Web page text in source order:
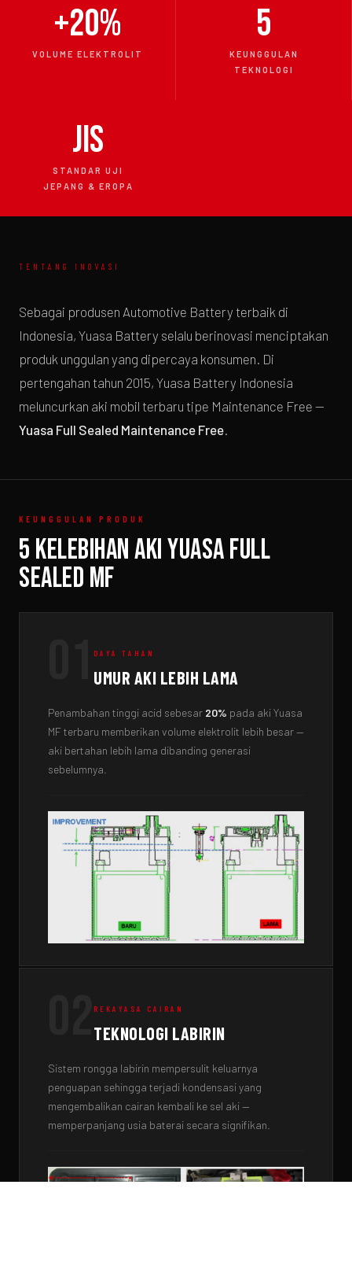
+20%
VOLUME ELEKTROLIT
5
KEUNGGULAN
TEKNOLOGI
JIS
STANDAR UJI
JEPANG & EROPA
TENTANG INOVASI
Sebagai produsen Automotive Battery terbaik di
Indonesia, Yuasa Battery selalu berinovasi menciptakan
produk unggulan yang dipercaya konsumen. Di
pertengahan tahun 2015, Yuasa Battery Indonesia
meluncurkan aki mobil terbaru tipe Maintenance Free —
Yuasa Full Sealed Maintenance Free
KEUNGGULAN PRODUK
5 Kelebihan Aki Yuasa Full
Sealed MF
DAYA TAHAN
UMUR AKI LEBIH LAMA
Penambahan tinggi acid sebesar 20% pada aki Yuasa
MF terbaru memberikan volume elektrolit lebih besar —
aki bertahan lebih lama dibanding generasi
sebelumnya.
REKAYASA CAIRAN
TEKNOLOGI LABIRIN
Sistem rongga labirin mempersulit keluarnya
penguapan sehingga terjadi kondensasi yang
mengembalikan cairan kembali ke sel aki —
memperpanjang usia baterai secara signifikan.